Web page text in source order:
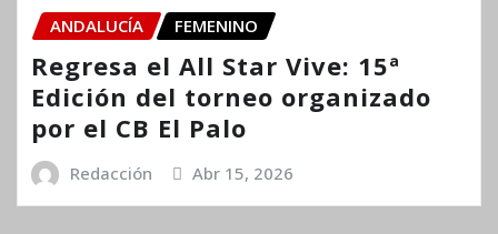
ANDALUCÍA FEMENINO
Regresa el All Star Vive: 15ª
Edición del torneo organizado
por el CB El Palo
Redacción Abr 15, 2026